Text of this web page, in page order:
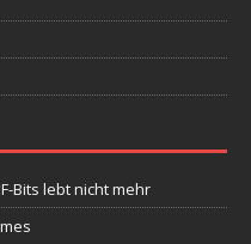
Bits lebt nicht mehr